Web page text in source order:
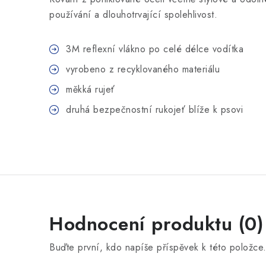
používání a dlouhotrvající spolehlivost.
3M reflexní vlákno po celé délce vodítka
vyrobeno z recyklovaného materiálu
měkká rujeť
druhá bezpečnostní rukojeť blíže k psovi
Hodnocení produktu (0)
Buďte první, kdo napíše příspěvek k této položce.